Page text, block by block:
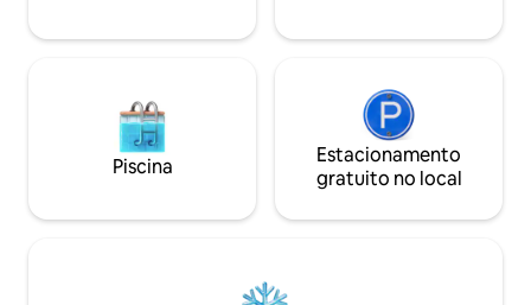
Piscina
Estacionamento
gratuito no local